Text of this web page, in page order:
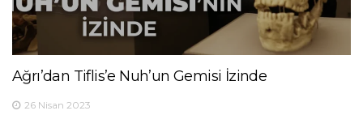
Ağrı’dan Tiflis’e Nuh’un Gemisi İzinde
26 Nisan 2023